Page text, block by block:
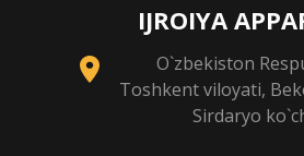
IJROIYA
O`zbekiston
Toshkent viloyati,
Sirdaryo